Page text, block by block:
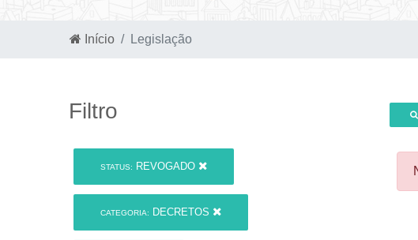
Início Legislação
Filtro
STATUS: REVOGADO
CATEGORIA: DECRETOS